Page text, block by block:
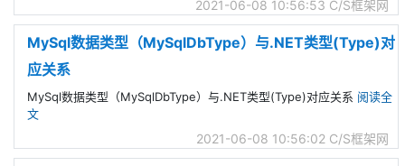
2021-06-08 10:56:53 C/S框架网
MySql数据类型（MySqlDbType）与.NET类型(Type)对
应关系
MySql数据类型（MySqlDbType）与.NET类型(Type)对应关系 阅读全
文
2021-06-08 10:56:02 C/S框架网